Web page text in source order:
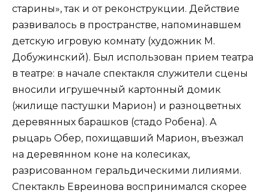
старины», так и от реконструкции. Действие
развивалось в пространстве, напоминавшем
детскую игровую комнату (художник М.
Добужинский). Был использован прием театра
в театре: в начале спектакля служители сцены
вносили игрушечный картонный домик
(жилище пастушки Марион) и разноцветных
деревянных барашков (стадо Робена). А
рыцарь Обер, похищавший Марион, въезжал
на деревянном коне на колесиках,
разрисованном геральдическими лилиями.
Спектакль Евреинова воспринимался скорее